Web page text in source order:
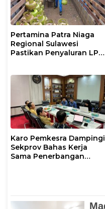
Pertamina Patra Niaga
Regional Sulawesi
Pastikan Penyaluran LPG
Pasokan Selama Periode
Hari Raya Idul adha
Karo Pemkesra Dampingi
Sekprov Bahas Kerja
Sama Penerbangan